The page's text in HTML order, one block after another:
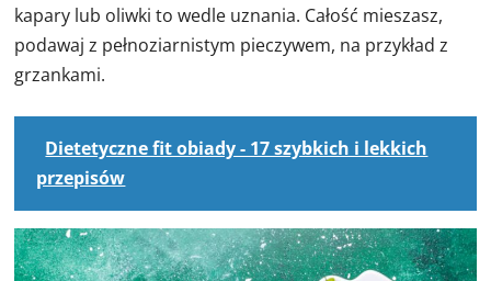
kapary lub oliwki to wedle uznania. Całość mieszasz,
podawaj z pełnoziarnistym pieczywem, na przykład z
grzankami.
Dietetyczne fit obiady - 17 szybkich i lekkich
przepisów